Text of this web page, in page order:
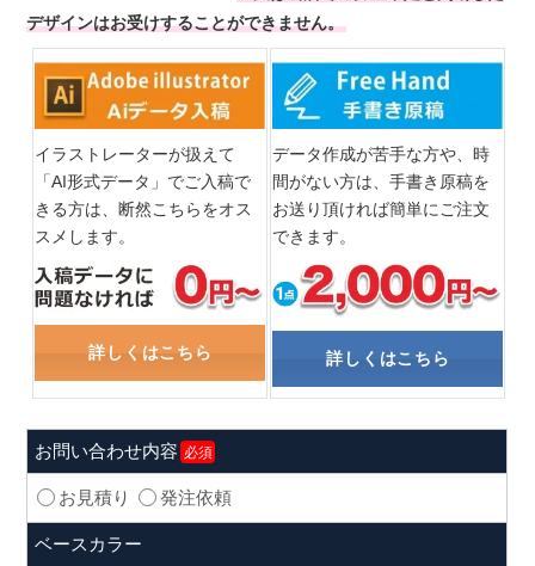
デザインはお受けすることができません。
イラストレーターが扱えて
「AI形式データ」でご入稿で
きる方は、断然こちらをオス
スメします。
詳しくはこちら
データ作成が苦手な方や、時
間がない方は、手書き原稿を
お送り頂ければ簡単にご注文
できます。
詳しくはこちら